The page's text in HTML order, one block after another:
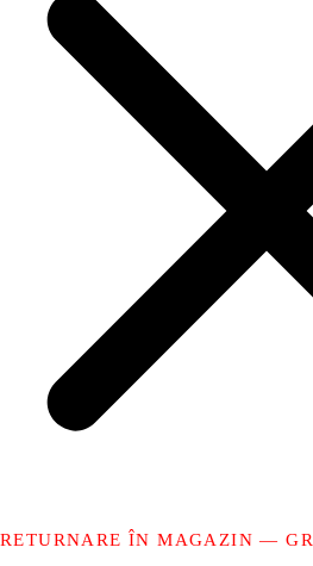
RETURNARE ÎN MAGAZIN —